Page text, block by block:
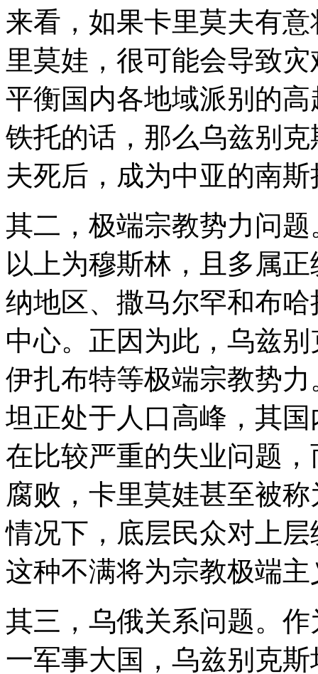
来看，如果卡里莫夫有
里莫娃，很可能会导致
平衡国内各地域派别的
铁托的话，那么乌兹别
夫死后，成为中亚的南斯
其二，极端宗教势力问
以上为穆斯林，且多属
纳地区、撒马尔罕和布
中心。正因为此，乌兹
伊扎布特等极端宗教势
坦正处于人口高峰，其
在比较严重的失业问题
腐败，卡里莫娃甚至被
情况下，底层民众对上
这种不满将为宗教极端
其三，乌俄关系问题。
一军事大国，乌兹别克